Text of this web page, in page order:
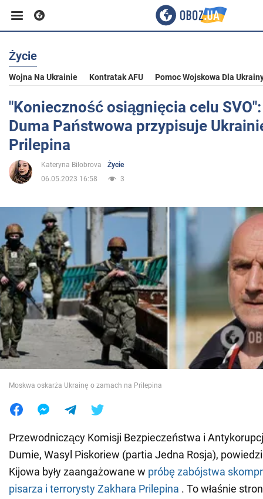
Biznes
Sport
Rozrywka
Życie
Polityka
Społeczeństwo
Wojna na Ukrainie
Świat
Jedzenie
Życie
Wojna Na Ukrainie Kontratak AFU Pomoc Wojskowa Dla
"Konieczność osiągnięcia celu
Duma Państwowa przypisuje
Prilepina
Kateryna Bilobrova
Życie
06.05.2023 16:58
3
Moskwa oskarża Ukrainę o zamach na Prilepina
Przewodniczący Komisji Bezpieczeństwa i
Dumie, Wasyl Piskoriew (partia Jedna Rosja),
Kijowa były zaangażowane w próbę zabójstwa
pisarza i terrorysty Zakhara Prilepina . To właśnie